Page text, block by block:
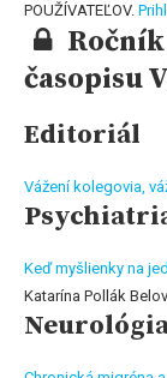
POUŽÍVATEĽOV.
časopisu
Editoriál
Vážení kolegovia,
Keď myšlienky na
Katarína Pollák